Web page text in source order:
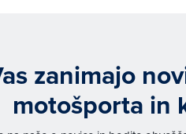
zanimajo
motošporta in